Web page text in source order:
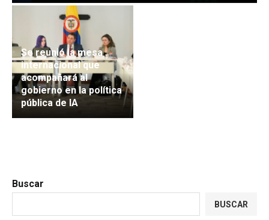
Se reunió la mesa
internacional que
acompañará al
gobierno en la política
pública de IA
Buscar
BUSCAR